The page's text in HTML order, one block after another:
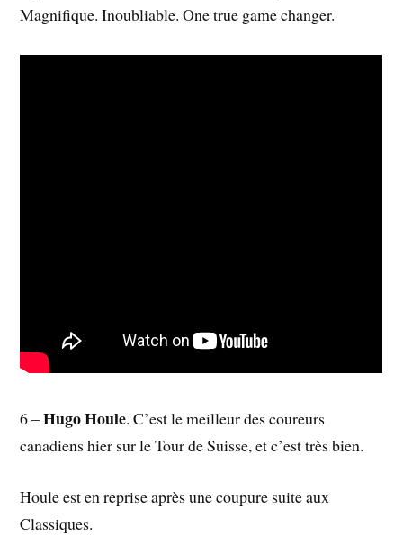
Magnifique. Inoubliable. One true game changer.
6 –Hugo Houle. C’est le meilleur des coureurs
canadiens hier sur le Tour de Suisse, et c’est très bien.
Houle est en reprise après une coupure suite aux
Classiques.